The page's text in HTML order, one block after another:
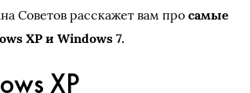
Советов расскажет вам просамые
XP и Windows 7.
XP